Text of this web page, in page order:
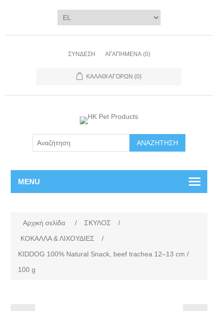
ΣΎΝΔΕΣΗ ΑΓΑΠΗΜΈΝΑ (0)
ΚΑΛΆΘΙ ΑΓΟΡΏΝ (0)
ΑΝΑΖΉΤΗΣΗ
MENU
Αρχική σελίδα / ΣΚΥΛΟΣ
/
ΚΟΚΑΛΛΑ & ΛΙΧΟΥΔΙΕΣ
/
KIDDOG 100% Natural Snack, beef trachea 12–13 cm /
100 g